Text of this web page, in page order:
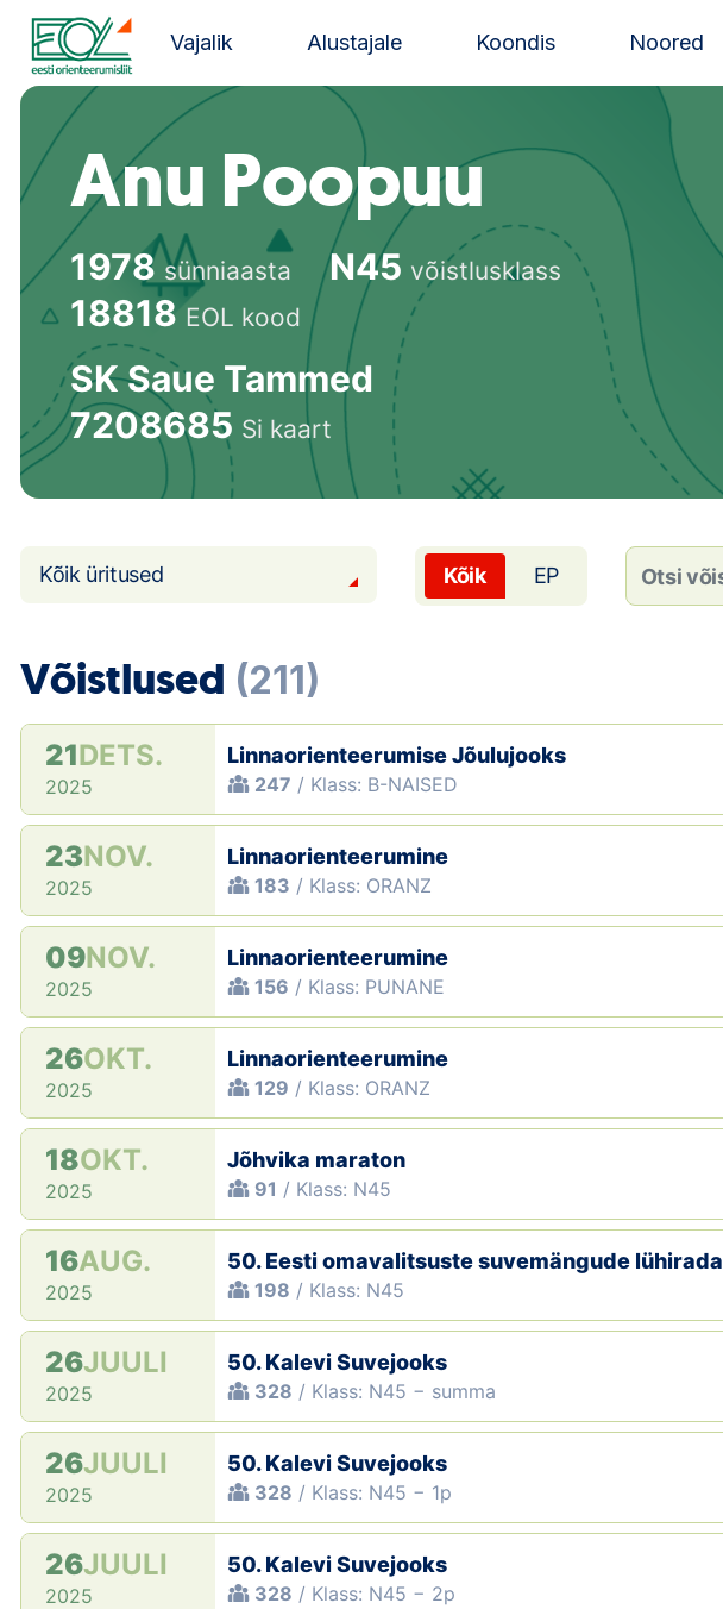
Liigu
juurde
Estonian Orienteering Federation
Vajalik Alustajale Koondis Noored
Anu Poopuu
1978sünniaasta N45 võistlusklass
18818EOL kood
SK Saue Tammed
7208685 Si kaart
Kõik üritused Kõik EP
Võistlused (211)
21DETS.
2025
Linnaorienteerumise Jõulujooks
247 / Klass: B-NAISED
23NOV.
2025
Linnaorienteerumine
183 / Klass: ORANZ
09NOV.
2025
Linnaorienteerumine
156 / Klass: PUNANE
26OKT.
2025
Linnaorienteerumine
129 / Klass: ORANZ
18OKT.
2025
Jõhvika maraton
91 / Klass: N45
16AUG.
2025
50. Eesti omavalitsuste suvemängude lühirada
198 / Klass: N45
26JUULI
2025
50. Kalevi Suvejooks
328 / Klass: N45 − summa
26JUULI
2025
50. Kalevi Suvejooks
328 / Klass: N45 − 1p
26JUULI
2025
50. Kalevi Suvejooks
328 / Klass: N45 − 2p